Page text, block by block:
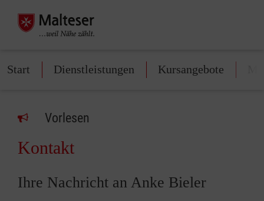
Start Dienstleistungen Kursangebote
Vorlesen
Kontakt
Ihre Nachricht an Anke Bieler